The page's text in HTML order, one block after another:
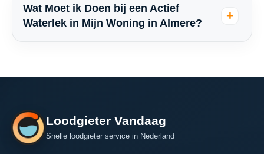
Wat Moet ik Doen bij een Actief
Waterlek in Mijn Woning in Almere?
Loodgieter Vandaag
Snelle loodgieter service in Nederland